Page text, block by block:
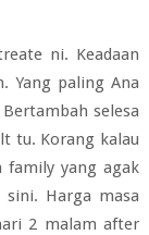
ni. Keadaan
Yang paling Ana
selesa
tu. Korang kalau
family yang agak
Harga masa
2 malam after